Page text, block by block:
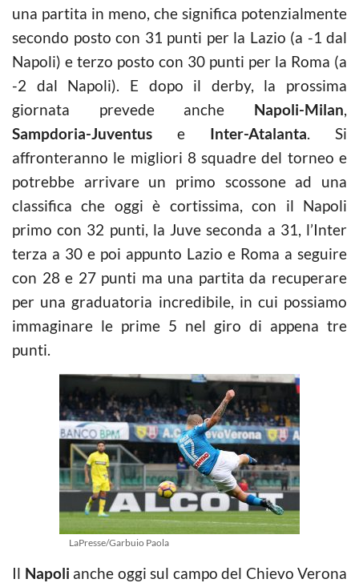
una partita in meno, che significa potenzialmente
secondo posto con 31 punti per la Lazio (a -1 dal
Napoli) e terzo posto con 30 punti per la Roma (a
-2 dal Napoli). E dopo il derby, la prossima
giornata prevede anche Napoli-Milan,
Sampdoria-Juventus e Inter-Atalanta. Si
affronteranno le migliori 8 squadre del torneo e
potrebbe arrivare un primo scossone ad una
classifica che oggi è cortissima, con il Napoli
primo con 32 punti, la Juve seconda a 31, l’Inter
terza a 30 e poi appunto Lazio e Roma a seguire
con 28 e 27 punti ma una partita da recuperare
per una graduatoria incredibile, in cui possiamo
immaginare le prime 5 nel giro di appena tre
punti.
LaPresse/Garbuio Paola
Il Napoli anche oggi sul campo del Chievo Verona